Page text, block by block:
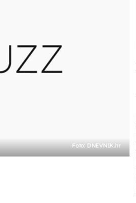
Foto: DNEVNIK.hr